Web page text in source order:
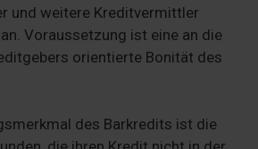
und weitere Kreditvermittler
an. Voraussetzung ist eine an die
orientierte Bonität des
des Barkredits ist die